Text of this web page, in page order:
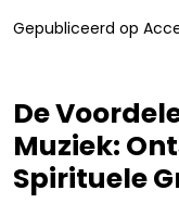
Gepubliceerd op
De
Muziek:
Spirituele